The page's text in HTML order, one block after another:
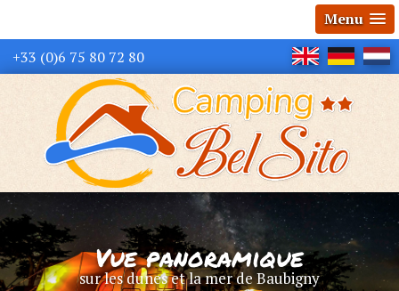
Menu
+33 (0)6 75 80 72 80
Vue panoramique
sur les dunes et la mer de Baubigny